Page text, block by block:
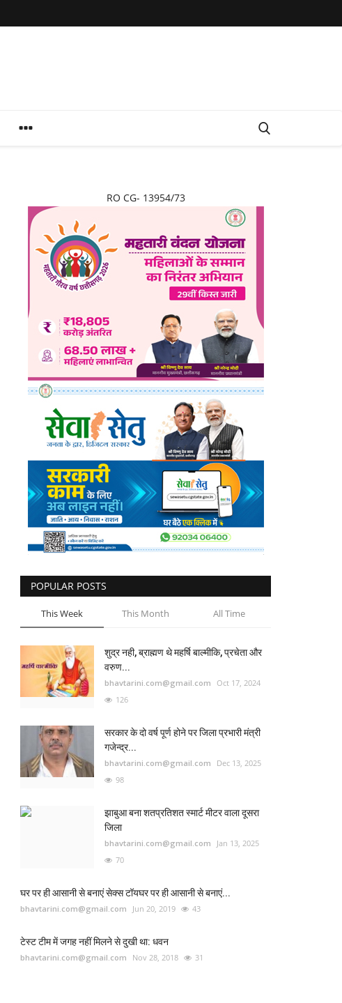
RO CG- 13954/73
POPULAR POSTS
This Week This Month All Time
शुद्र नही, ब्राह्मण थे महर्षि बाल्मीकि, प्रचेता और
वरुण...
bhavtarini.com@gmail.com
Oct 17, 2024
126
सरकार के दो वर्ष पूर्ण होने पर जिला प्रभारी मंत्री
गजेन्द्र...
bhavtarini.com@gmail.com
Dec 13, 2025
98
झाबुआ बना शतप्रतिशत स्मार्ट मीटर वाला दूसरा
जिला
bhavtarini.com@gmail.com
Jan 13, 2025
70
घर पर ही आसानी से बनाएं सेक्स टॉयघर पर ही आसानी से बनाएं...
bhavtarini.com@gmail.com Jun 20, 2019 43
टेस्ट टीम में जगह नहीं मिलने से दुखी था: धवन
bhavtarini.com@gmail.com Nov 28, 2018 31